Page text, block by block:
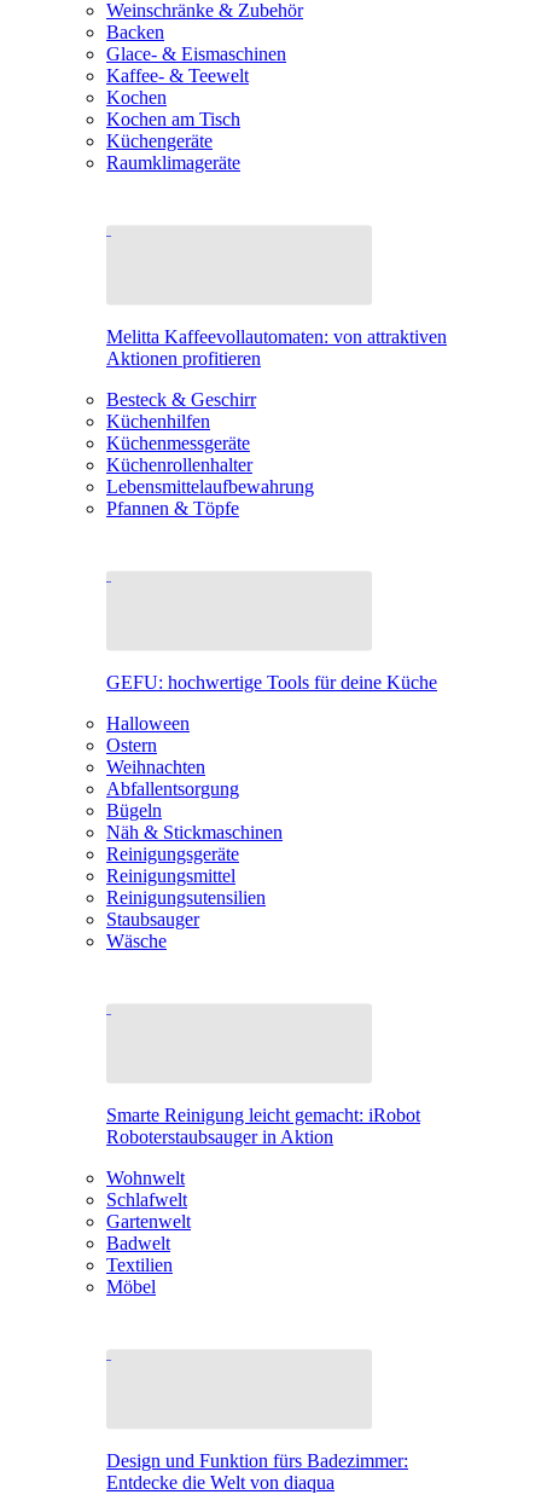
Weinschränke & Zubehör
Backen
Glace- & Eismaschinen
Kaffee- & Teewelt
Kochen
Kochen am Tisch
Küchengeräte
Raumklimageräte
Melitta Kaffeevollautomaten: von attraktiven
Aktionen profitieren
Besteck & Geschirr
Küchenhilfen
Küchenmessgeräte
Küchenrollenhalter
Lebensmittelaufbewahrung
Pfannen & Töpfe
GEFU: hochwertige Tools für deine Küche
Halloween
Ostern
Weihnachten
Abfallentsorgung
Bügeln
Näh & Stickmaschinen
Reinigungsgeräte
Reinigungsmittel
Reinigungsutensilien
Staubsauger
Wäsche
Smarte Reinigung leicht gemacht: iRobot
Roboterstaubsauger in Aktion
Wohnwelt
Schlafwelt
Gartenwelt
Badwelt
Textilien
Möbel
Design und Funktion fürs Badezimmer:
Entdecke die Welt von diaqua